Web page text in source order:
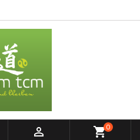
 shopping_cart0